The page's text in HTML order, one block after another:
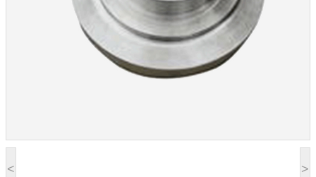
< >